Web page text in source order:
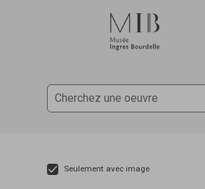
Accèder directement au contenu
Accèder directement au contenu
Seulement avec image